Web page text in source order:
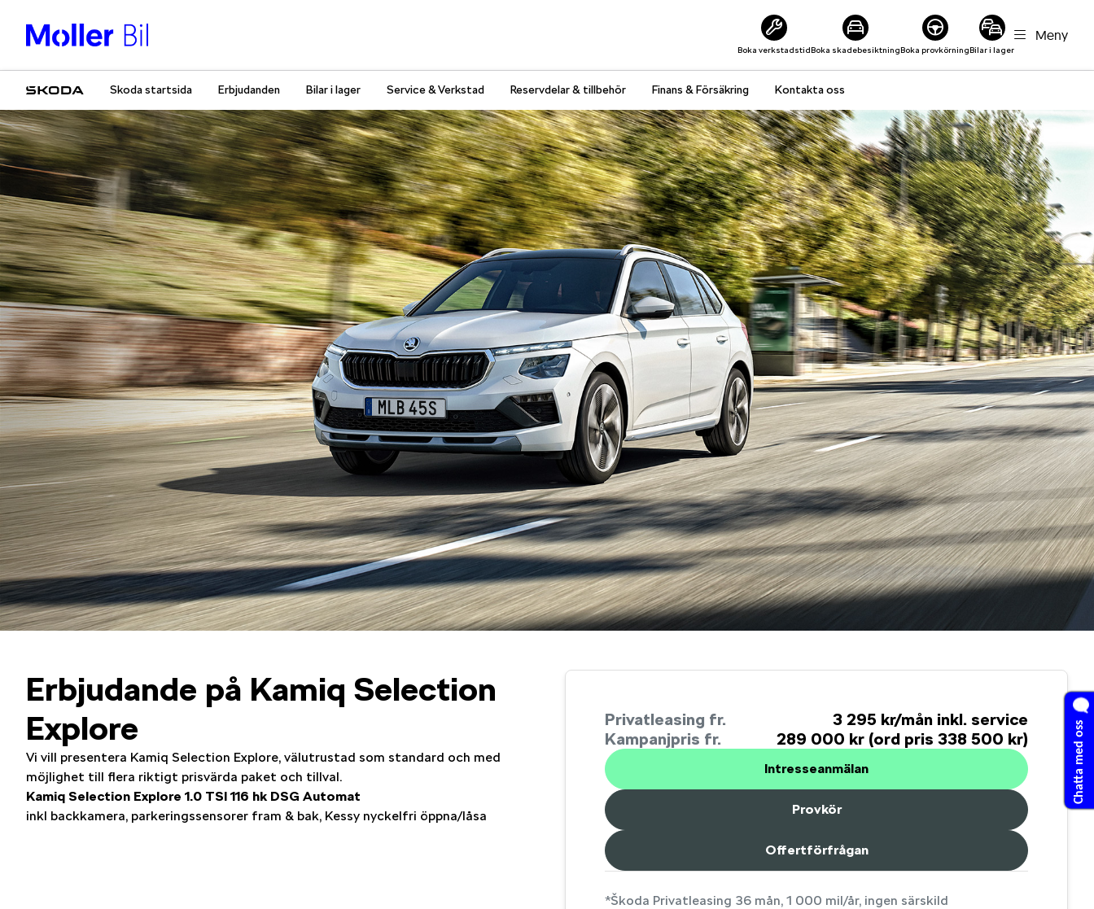
Boka verkstadstidBoka skadebesiktningBoka provkörningBilar i lager
Meny
Skoda startsida Erbjudanden Bilar i lager Service & Verkstad Reservdelar & tillbehör Finans & Försäkring Kontakta oss
Erbjudande på Kamiq Selection
Explore
Vi vill presentera Kamiq Selection Explore, välutrustad som standard och med
möjlighet till flera riktigt prisvärda paket och tillval.
Kamiq Selection Explore 1.0 TSI 116 hk DSG Automat
inkl backkamera, parkeringssensorer fram & bak, Kessy nyckelfri öppna/låsa
Privatleasing fr.
3 295 kr/mån inkl. service
Kampanjpris fr.
289 000 kr (ord pris 338 500 kr)
Intresseanmälan
Provkör
Offertförfrågan
*Škoda Privatleasing 36 mån, 1 000 mil/år, ingen särskild
Chatta med oss